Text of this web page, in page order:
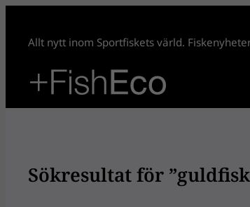
innehåll
Allt nytt inom Sportfiskets värld.
Sökresultat för